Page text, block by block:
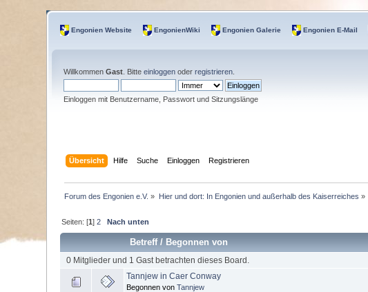
Engonien Website EngonienWiki Engonien Galerie Engonien E-Mail
WillkommenGast . Bitteeinloggen oderregistrieren
Einloggen mit Benutzername, Passwort und Sitzungslänge
Übersicht Hilfe Suche Einloggen Registrieren
Forum des Engonien e.V. » Hier und dort: In Engonien und außerhalb des Kaiserreiches »
Seiten: [1]2 Nach unten
Betreff/Begonnen von
0 Mitglieder und 1 Gast betrachten dieses Board.
Tannjew in Caer Conway
Begonnen vonTannjew